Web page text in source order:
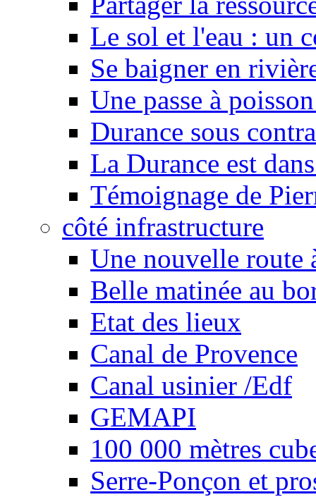
Le sol et l'eau : un
Se baigner en
Une passe à
Durance sous
La Durance est
Témoignage de
côté infrastructure
Une nouvelle route
Belle matinée au
Etat des lieux
Canal de Provence
Canal usinier /Edf
GEMAPI
100 000 mètres
Serre-Ponçon et